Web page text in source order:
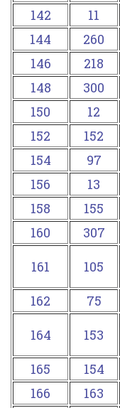
142
11
144
260
146
218
148
300
150
12
152
152
154
97
156
13
158
155
160
307
161
105
162
75
164
153
165
154
166
163